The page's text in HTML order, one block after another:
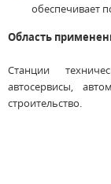
обеспечивает
Область
Станции
автосервисы,
строительство.